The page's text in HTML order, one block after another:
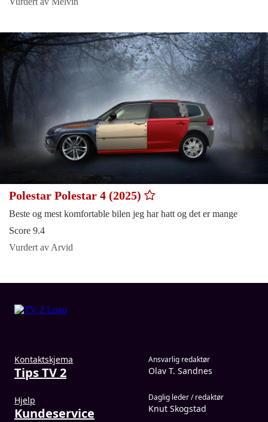
Polestar Polestar 4 (2025)
Beste og mest komfortable bilen jeg har hatt og det er mange
Score 9.4
Vurdert av Arvid
Kontaktskjema
Tips TV 2
Hjelp
Kundeservice
Ansvarlig redaktør
Olav T. Sandnes
Daglig leder / redaktør
Knut Skogstad